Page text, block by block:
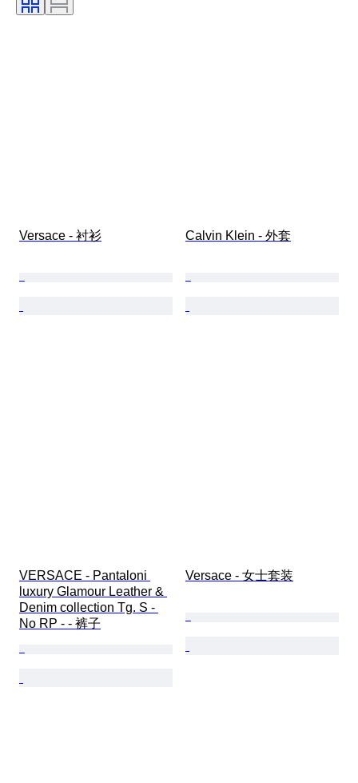
Versace - 衬衫 Calvin Klein - 外套
VERSACE - Pantaloni
luxury Glamour Leather &
Denim collection Tg. S -
No RP - - 裤子
Versace - 女士套装